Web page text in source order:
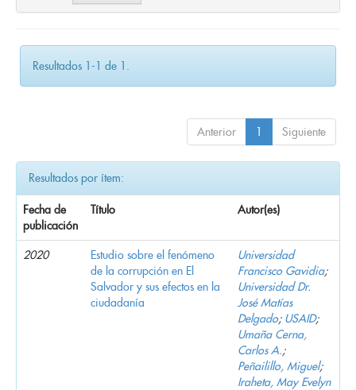
Resultados 1-1 de 1.
Anterior 1 Siguiente
Resultados por ítem:
Fecha de
publicación
Título Autor(es)
2020
Estudio sobre el fenómeno
de la corrupción en El
Salvador y sus efectos en la
ciudadanía
Universidad
Francisco Gavidia;
Universidad Dr.
José Matías
Delgado; USAID;
Umaña Cerna,
Carlos A.;
Peñailillo, Miguel;
Iraheta, May Evelyn